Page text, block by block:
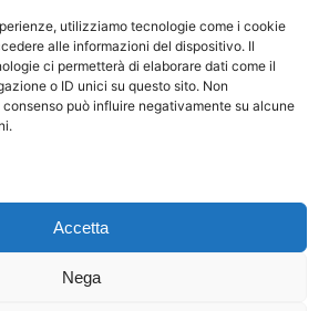
utilizziamo tecnologie come i cookie
alle informazioni del dispositivo. Il
ci permetterà di elaborare dati come il
o ID unici su questo sito. Non
può influire negativamente su alcune
Accetta
Nega
Vedi storico
Retrò
di Affiliazione Amazon EU, un programma
sempre il prezzo finale su Amazon prima